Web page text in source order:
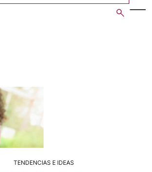
Skip
TENDENCIAS E IDEAS